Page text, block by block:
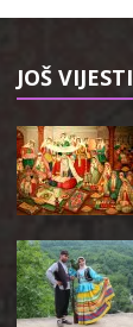
JOŠ VIJESTI